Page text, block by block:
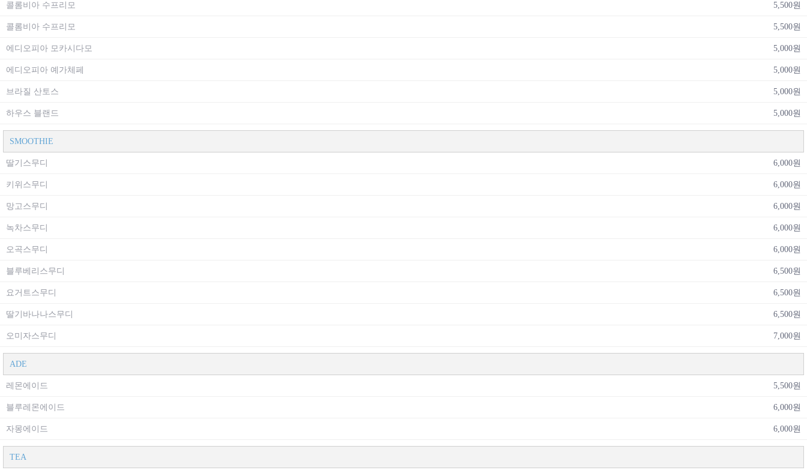
콜롬비아 수프리모 5,500원
콜롬비아 수프리모 5,500원
에디오피아 모카시다모 5,000원
에디오피아 예가체페 5,000원
브라질 산토스 5,000원
하우스 블랜드 5,000원
SMOOTHIE
딸기스무디 6,000원
키위스무디 6,000원
망고스무디 6,000원
녹차스무디 6,000원
오곡스무디 6,000원
블루베리스무디 6,500원
요거트스무디 6,500원
딸기바나나스무디 6,500원
오미자스무디 7,000원
ADE
레몬에이드 5,500원
블루레몬에이드 6,000원
자몽에이드 6,000원
TEA